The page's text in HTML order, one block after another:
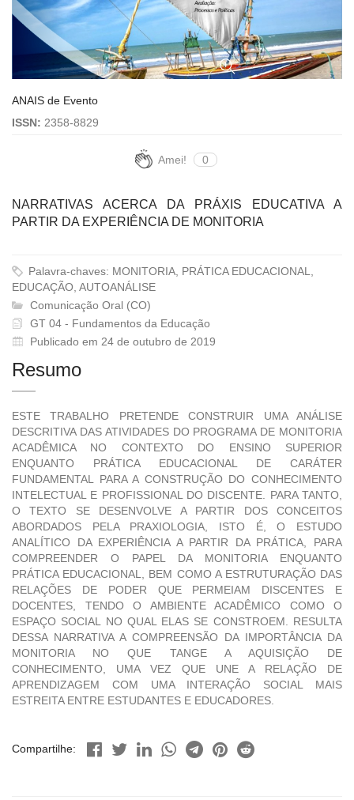
ANAIS de Evento
ISSN: 2358-8829
Amei! 0
NARRATIVAS ACERCA DA PRÁXIS EDUCATIVA A
PARTIR DA EXPERIÊNCIA DE MONITORIA
Palavra-chaves: MONITORIA, PRÁTICA EDUCACIONAL,
EDUCAÇÃO, AUTOANÁLISE
Comunicação Oral (CO)
GT 04 - Fundamentos da Educação
Publicado em 24 de outubro de 2019
Resumo
ESTE TRABALHO PRETENDE CONSTRUIR UMA ANÁLISE
DESCRITIVA DAS ATIVIDADES DO PROGRAMA DE MONITORIA
ACADÊMICA NO CONTEXTO DO ENSINO SUPERIOR
ENQUANTO PRÁTICA EDUCACIONAL DE CARÁTER
FUNDAMENTAL PARA A CONSTRUÇÃO DO CONHECIMENTO
INTELECTUAL E PROFISSIONAL DO DISCENTE. PARA TANTO,
O TEXTO SE DESENVOLVE A PARTIR DOS CONCEITOS
ABORDADOS PELA PRAXIOLOGIA, ISTO É, O ESTUDO
ANALÍTICO DA EXPERIÊNCIA A PARTIR DA PRÁTICA, PARA
COMPREENDER O PAPEL DA MONITORIA ENQUANTO
PRÁTICA EDUCACIONAL, BEM COMO A ESTRUTURAÇÃO DAS
RELAÇÕES DE PODER QUE PERMEIAM DISCENTES E
DOCENTES, TENDO O AMBIENTE ACADÊMICO COMO O
ESPAÇO SOCIAL NO QUAL ELAS SE CONSTROEM. RESULTA
DESSA NARRATIVA A COMPREENSÃO DA IMPORTÂNCIA DA
MONITORIA NO QUE TANGE A AQUISIÇÃO DE
CONHECIMENTO, UMA VEZ QUE UNE A RELAÇÃO DE
APRENDIZAGEM COM UMA INTERAÇÃO SOCIAL MAIS
ESTREITA ENTRE ESTUDANTES E EDUCADORES.
Compartilhe: